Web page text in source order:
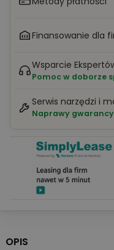
Finansowanie dla
Wsparcie
Pomoc w doborze
Serwis narzędzi i
Naprawy
OPIS